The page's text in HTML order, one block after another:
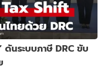
ดันระบบภาษี DRC ขับ